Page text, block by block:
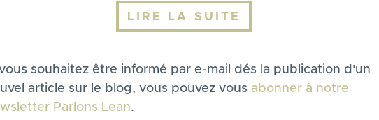
LIRE LA SUITE
souhaitez être informé par e-mail dés la publication d'un
article sur le blog, vous pouvez vous abonner à notre
Parlons Lean.